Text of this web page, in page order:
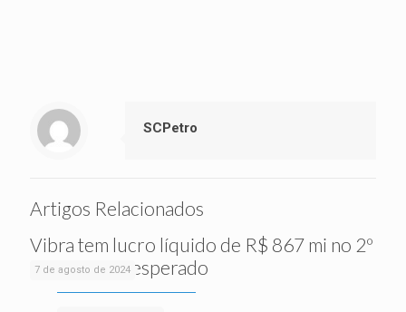
SCPetro
Artigos Relacionados
7 de agosto de 2024
Vibra tem lucro líquido de R$ 867 mi no 2º
tri, acima do esperado